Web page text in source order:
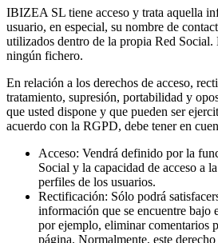
IBIZEA SL tiene acceso y trata aquella
usuario, en especial, su nombre de
utilizados dentro de la propia Red Social.
ningún fichero.
En relación a los derechos de acceso,
tratamiento, supresión, portabilidad y
que usted dispone y que pueden ser
acuerdo con la RGPD, debe tener en
Acceso: Vendrá definido por la
Social y la capacidad de acceso a
perfiles de los usuarios.
Rectificación: Sólo podrá
información que se encuentre
por ejemplo, eliminar comentarios
página. Normalmente, este